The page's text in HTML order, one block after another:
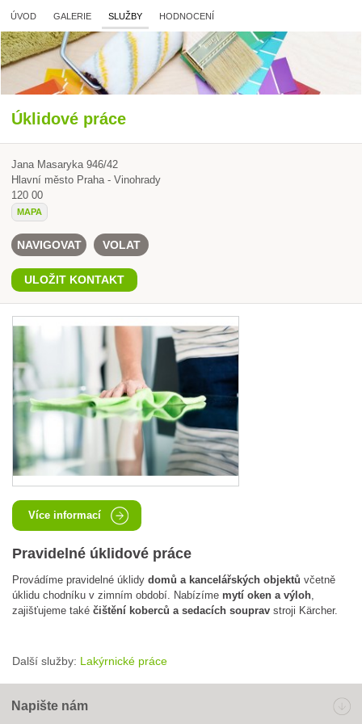
ÚVOD GALERIE SLUŽBY HODNOCENÍ
Úklidové práce
Jana Masaryka 946/42
Hlavní město Praha - Vinohrady
120 00
MAPA
NAVIGOVAT VOLAT
ULOŽIT KONTAKT
Více informací
Pravidelné úklidové práce
Provádíme pravidelné úklidy domů a kancelářských objektů včetně
úklidu chodníku v zimním období. Nabízíme mytí oken a výloh,
zajišťujeme také čištění koberců a sedacích souprav stroji Kärcher.
Další služby: Lakýrnické práce
Napište nám